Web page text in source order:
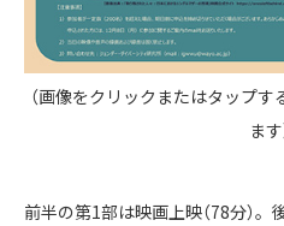
（画像をクリックまたはタップ
ます
前半の第1部は映画上映（78分）。